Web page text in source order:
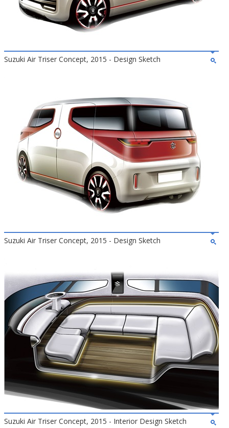
Suzuki Air Triser Concept, 2015 - Design Sketch
Suzuki Air Triser Concept, 2015 - Design Sketch
Suzuki Air Triser Concept, 2015 - Interior Design Sketch